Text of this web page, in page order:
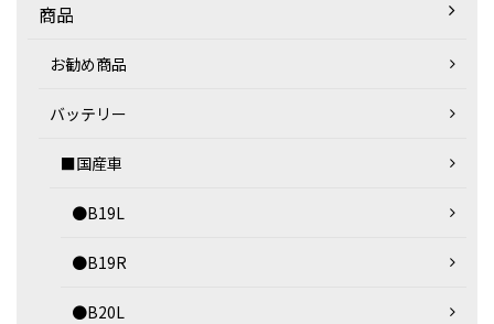
商品
お勧め商品
バッテリー
■国産車
●B19L
●B19R
●B20L